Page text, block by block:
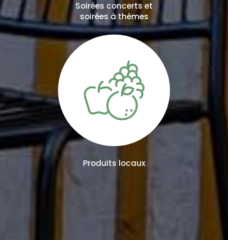
Soirées concerts et
soirées à thèmes
Produits locaux